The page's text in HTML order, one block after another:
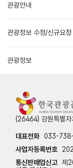
관광안내
관광정보 수정/신규요청
관광정보
(26464) 강원특별자
대표전화 033-738-
사업자등록번호
통신판매업신고 제